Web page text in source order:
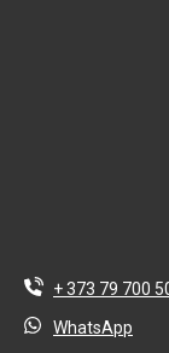
+ 373 79 700
WhatsApp